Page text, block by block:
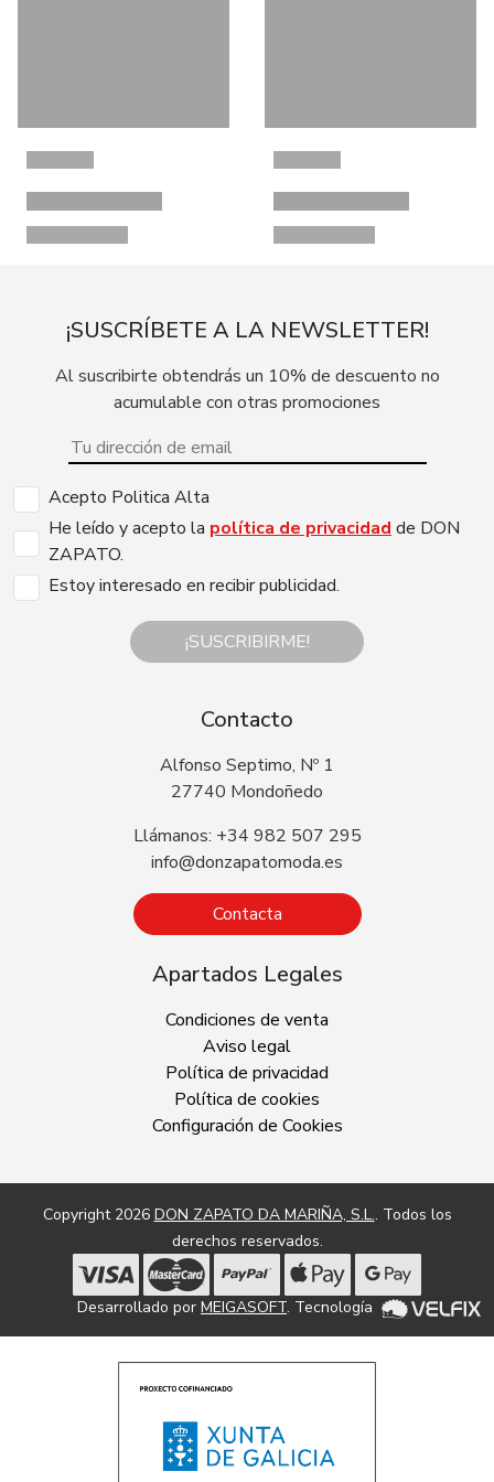
¡SUSCRÍBETE A LA NEWSLETTER!
Al suscribirte obtendrás un 10% de descuento no
acumulable con otras promociones
Acepto Politica Alta
He leído y acepto la política de privacidad de DON
ZAPATO.
Estoy interesado en recibir publicidad.
¡SUSCRIBIRME!
Contacto
Alfonso Septimo, Nº 1
27740 Mondoñedo
Llámanos: +34 982 507 295
info@donzapatomoda.es
Contacta
Apartados Legales
Condiciones de venta
Aviso legal
Política de privacidad
Política de cookies
Configuración de Cookies
Copyright 2026 DON ZAPATO DA MARIÑA, S.L.. Todos los
derechos reservados.
Desarrollado por MEIGASOFT. Tecnología